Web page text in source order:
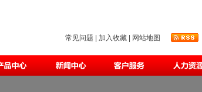
常见问题 加入收藏 网站地图